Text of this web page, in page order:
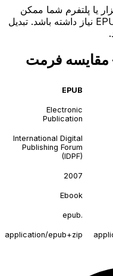
یا پلتفرم شما ممکن
است به طور خاص به فرمت EPUB نیاز داشته باشد. تبدیل
EPUB
Electronic
Publication
International Digital
Publishing Forum
(IDPF)
2007
Ebook
.epub
application/epub+zip